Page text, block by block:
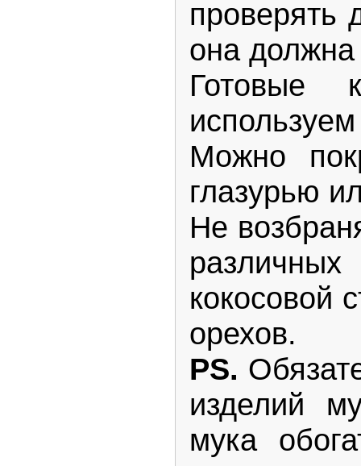
проверять
она должна
Готовые
Можно
глазурью
Не
кокосовой
орехов.
PS.
изделий
мука